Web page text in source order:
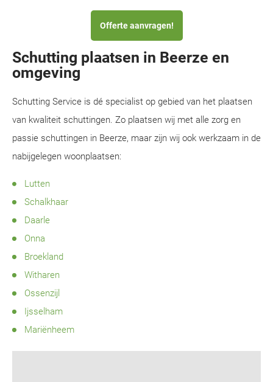
Offerte aanvragen!
Schutting plaatsen in Beerze en
omgeving
Schutting Service is dé specialist op gebied van het plaatsen
van kwaliteit schuttingen. Zo plaatsen wij met alle zorg en
passie schuttingen in Beerze, maar zijn wij ook werkzaam in de
nabijgelegen woonplaatsen:
Lutten
Schalkhaar
Daarle
Onna
Broekland
Witharen
Ossenzijl
Ijsselham
Mariënheem